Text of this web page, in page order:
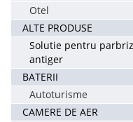
Otel
ALTE PRODUSE
Solutie pentru parbriz
antiger
BATERII
Autoturisme
CAMERE DE AER